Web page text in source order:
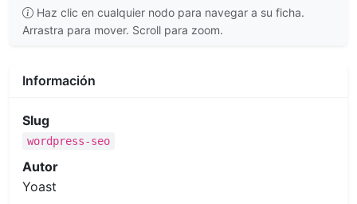
Haz clic en cualquier nodo para navegar a su ficha.
Arrastra para mover. Scroll para zoom.
Información
Slug
wordpress-seo
Autor
Yoast